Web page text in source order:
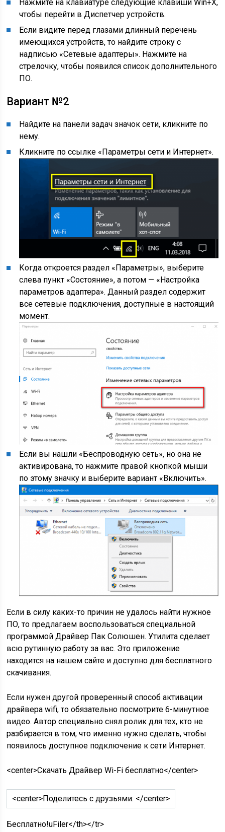
Нажмите на клавиатуре следующие клавиши Win+X,
чтобы перейти в Диспетчер устройств.
Если видите перед глазами длинный перечень
имеющихся устройств, то найдите строку с
надписью «Сетевые адаптеры». Нажмите на
стрелочку, чтобы появился список дополнительного
ПО.
Вариант №2
Найдите на панели задач значок сети, кликните по
нему.
Кликните по ссылке «Параметры сети и Интернет».
Когда откроется раздел «Параметры», выберите
слева пункт «Состояние», а потом — «Настройка
параметров адаптера». Данный раздел содержит
все сетевые подключения, доступные в настоящий
момент.
Если вы нашли «Беспроводную сеть», но она не
активирована, то нажмите правой кнопкой мыши
по этому значку и выберите вариант «Включить».
Если в силу каких-то причин не удалось найти нужное
ПО, то предлагаем воспользоваться специальной
программой Драйвер Пак Солюшен. Утилита сделает
всю рутинную работу за вас. Это приложение
находится на нашем сайте и доступно для бесплатного
скачивания.
Если нужен другой проверенный способ активации
драйвера wifi, то обязательно посмотрите 6-минутное
видео. Автор специально снял ролик для тех, кто не
разбирается в том, что именно нужно сделать, чтобы
появилось доступное подключение к сети Интернет.
<center>Скачать Драйвер Wi-Fi бесплатно</center>
<center>Поделитесь с друзьями: </center>
Бесплатно!uFiler</th></tr>